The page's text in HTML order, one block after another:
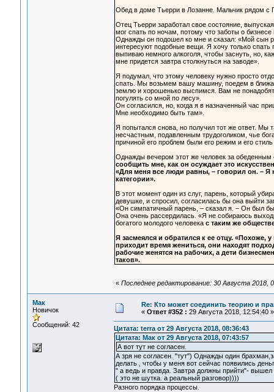
Обед в доме Тьерри в Лозанне. Мальчик рядом с
Отец Тьерри заработал свое состояние,
мог спать по ночам, потому что заботы о
Однажды он подошел ко мне и сказал: «Мой сын
интересуют подобные вещи. Я хочу только
выпиваю немного алкоголя, чтобы заснуть, но,
мне придется завтра столкнуться на заводе».
Я подумал, что этому человеку нужно просто
спать. Мы возьмем вашу машину, поедем в
землю и хорошенько выспимся. Вам не
погулять со мной по лесу».
Он согласился, но, когда я в назначенный час
Мне необходимо быть там».
Я попытался снова, но получил тот же ответ. Мы
несчастным, подавленным трудоголиком, чье
причиной его проблем были его режим и его стиль
Однажды вечером этот же человек за
сообщить мне, как он осуждает это
«Для меня все люди равны, – говорил он. – Я
категории».
В этот момент один из слуг, парень, который
девушке, и спросил, согласилась бы она выйти
«Он симпатичный парень, – сказал я. – Он был
Она очень рассердилась. «Я не собираюсь
богатого молодого человека с таким же
Я засмеялся и обратился к ее отцу. «Похоже,
приходит время жениться, они находят
рабочие женятся на рабочих, а дети
таков».
« Последнее редактирование: 30 Августа 2018,
Мак
Новичок
Сообщений: 42
Re: Кто может соединить теорию и
« Ответ #352 : 29 Августа 2018, 12:54:40 »
Цитата: terra от 29 Августа 2018, 08:36:43
Цитата: Мак от 29 Августа 2018, 07:43:57
А вот тут не согласен.
А зря не согласен. "тут") Однажды один
делать , чтобы у меня вот сейчас появились
" а ведь и правда. Завтра должны прийти"- вышел
( это не шутка. а реальный разговор))))
Разного порядка процессы.